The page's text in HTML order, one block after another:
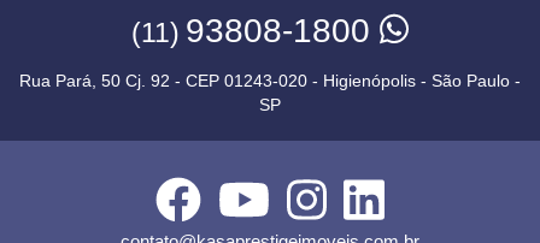
(11) 93808-1800
Rua Pará, 50 Cj. 92 - CEP 01243-020 - Higienópolis - São Paulo -
SP